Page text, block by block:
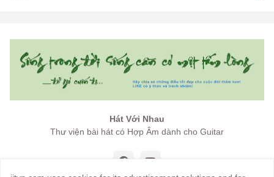
Hát Với Nhau
Thư viện bài hát có Hợp Âm dành cho Guitar